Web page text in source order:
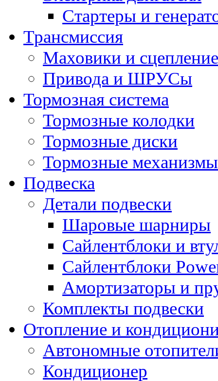
Стартеры и
Трансмиссия
Маховики и сцепление
Привода и ШРУСы
Тормозная система
Тормозные колодки
Тормозные диски
Тормозные механизмы
Подвеска
Детали подвески
Шаровые шарниры
Сайлентблоки и
Сайлентблоки
Амортизаторы и
Комплекты подвески
Отопление и
Автономные
Кондиционер